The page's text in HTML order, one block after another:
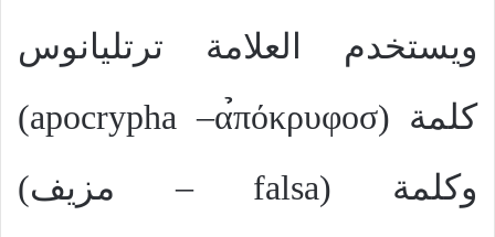
ويستخدم العلامة ترتليانوس
كلمة (α̉πόκρυφοσ
–
apocrypha
)
وكلمة (falsa – مزيف)